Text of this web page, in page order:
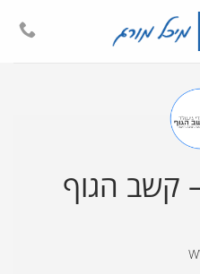
– קשב הגוף